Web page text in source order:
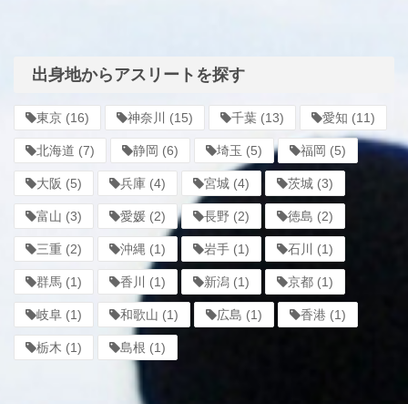
出身地からアスリートを探す
東京 (16) 神奈川 (15) 千葉 (13) 愛知 (11)
北海道 (7) 静岡 (6) 埼玉 (5) 福岡 (5)
大阪 (5) 兵庫 (4) 宮城 (4) 茨城 (3)
富山 (3) 愛媛 (2) 長野 (2) 徳島 (2)
三重 (2) 沖縄 (1) 岩手 (1) 石川 (1)
群馬 (1) 香川 (1) 新潟 (1) 京都 (1)
岐阜 (1) 和歌山 (1) 広島 (1) 香港 (1)
栃木 (1) 島根 (1)